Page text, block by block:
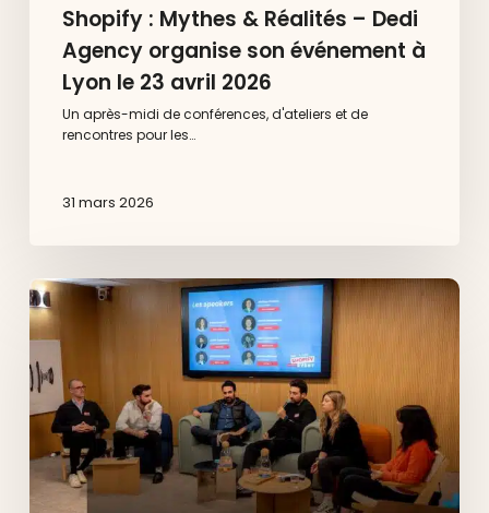
Shopify : Mythes & Réalités – Dedi
Agency organise son événement à
Lyon le 23 avril 2026
Un après-midi de conférences, d'ateliers et de
rencontres pour les…
31 mars 2026
Dedi
x
Shopify
Aix-
en-
Provence
ce
qu’il
fallait